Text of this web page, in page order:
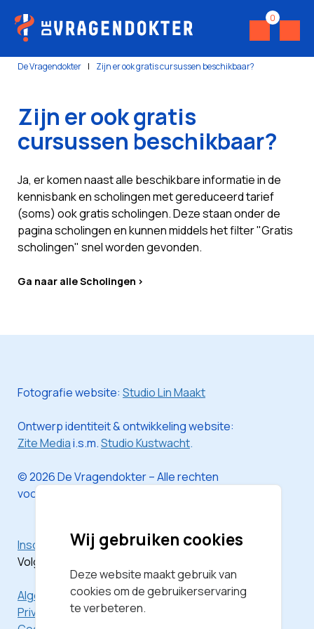
0
De Vragendokter | Zijn er ook gratis cursussen beschikbaar?
Zijn er ook gratis
cursussen beschikbaar?
Ja, er komen naast alle beschikbare informatie in de
kennisbank en scholingen met gereduceerd tarief
(soms) ook gratis scholingen. Deze staan onder de
pagina scholingen en kunnen middels het filter "Gratis
scholingen" snel worden gevonden.
Ga naar alle Scholingen
Fotografie website: Studio Lin Maakt
Ontwerp identiteit & ontwikkeling website:
Zite Mediai.s.m.Studio Kustwacht.
© 2026 De Vragendokter – Alle rechten
voorbehouden
Inschrijven voor de nieuwsbrief
Volg mij via
Algemene Voorwaarden
Privacyverklaring
Wij gebruiken cookies
Deze website maakt gebruik van
cookies om de gebruikerservaring
te verbeteren.